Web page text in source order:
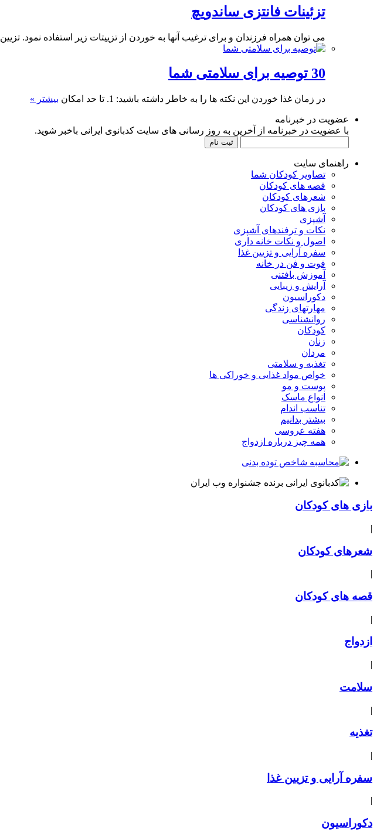
تزئینات فانتزی ساندویچ
می توان همراه فرزندان و برای ترغیب آنها به خوردن از تزییتات زیر استفاده نمود. تزیین
30 توصیه برای سلامتی شما
در زمان غذا خوردن این نکته ها را به خاطر داشته باشید: 1. تا حد امکان بیشتر »
عضویت در خبرنامه
با عضویت در خبرنامه از آخرین به روز رسانی های سایت کدبانوی ایرانی باخبر شوید.
راهنمای سایت
تصاویر کودکان شما
قصه های کودکان
شعرهای کودکان
بازی های کودکان
آشپزی
نکات و ترفندهای آشپزی
اصول و نکات خانه داری
سفره آرایی و تزیین غذا
فوت و فن در خانه
آموزش بافتنی
آرایش و زیبایی
دکوراسیون
مهارتهای زندگی
روانشناسی
کودکان
زنان
مردان
تغذیه و سلامتی
خواص مواد غذایی و خوراکی ها
پوست و مو
انواع ماسک
تناسب اندام
بیشتر بدانیم
هفته عروسی
همه چیز درباره ازدواج
بازی های کودکان
|
شعرهای کودکان
|
قصه های کودکان
|
ازدواج
|
سلامت
|
تغذیه
|
سفره آرایی و تزیین غذا
|
دکوراسیون